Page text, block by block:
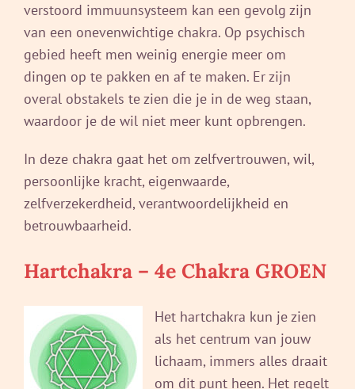
verstoord immuunsysteem kan een gevolg zijn
van een onevenwichtige chakra. Op psychisch
gebied heeft men weinig energie meer om
dingen op te pakken en af te maken. Er zijn
overal obstakels te zien die je in de weg staan,
waardoor je de wil niet meer kunt opbrengen.
In deze chakra gaat het om zelfvertrouwen, wil,
persoonlijke kracht, eigenwaarde,
zelfverzekerdheid, verantwoordelijkheid en
betrouwbaarheid.
Hartchakra – 4e Chakra GROEN
Het hartchakra kun je zien
als het centrum van jouw
lichaam, immers alles draait
om dit punt heen. Het regelt